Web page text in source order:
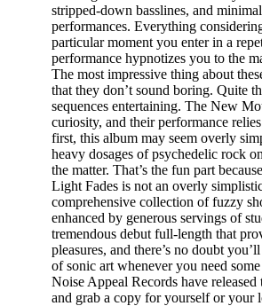
stripped-down basslines, and
performances. Everything
particular moment you enter in a
performance hypnotizes you to the
The most impressive thing about
that they don’t sound boring. Quite
sequences entertaining. The New
curiosity, and their performance
first, this album may seem overly
heavy dosages of psychedelic rock
the matter. That’s the fun part
Light Fades is not an overly
comprehensive collection of fuzzy
enhanced by generous servings of
tremendous debut full-length that
pleasures, and there’s no doubt
of sonic art whenever you need
Noise Appeal Records have
and grab a copy for yourself or your